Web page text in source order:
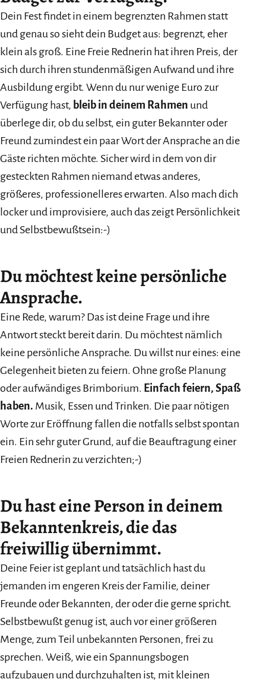
Dein Fest findet in einem begrenzten Rahmen statt
und genau so sieht dein Budget aus: begrenzt, eher
klein als groß. Eine Freie Rednerin hat ihren Preis, der
sich durch ihren stundenmäßigen Aufwand und ihre
Ausbildung ergibt. Wenn du nur wenige Euro zur
Verfügung hast, bleib in deinem Rahmen und
überlege dir, ob du selbst, ein guter Bekannter oder
Freund zumindest ein paar Wort der Ansprache an die
Gäste richten möchte. Sicher wird in dem von dir
gesteckten Rahmen niemand etwas anderes,
größeres, professionelleres erwarten. Also mach dich
locker und improvisiere, auch das zeigt Persönlichkeit
und Selbstbewußtsein:-)
Du möchtest keine persönliche
Ansprache.
Eine Rede, warum? Das ist deine Frage und ihre
Antwort steckt bereit darin. Du möchtest nämlich
keine persönliche Ansprache. Du willst nur eines: eine
Gelegenheit bieten zu feiern. Ohne große Planung
oder aufwändiges Brimborium. Einfach feiern, Spaß
haben. Musik, Essen und Trinken. Die paar nötigen
Worte zur Eröffnung fallen die notfalls selbst spontan
ein. Ein sehr guter Grund, auf die Beauftragung einer
Freien Rednerin zu verzichten;-)
Du hast eine Person in deinem
Bekanntenkreis, die das
freiwillig übernimmt.
Deine Feier ist geplant und tatsächlich hast du
jemanden im engeren Kreis der Familie, deiner
Freunde oder Bekannten, der oder die gerne spricht.
Selbstbewußt genug ist, auch vor einer größeren
Menge, zum Teil unbekannten Personen, frei zu
sprechen. Weiß, wie ein Spannungsbogen
aufzubauen und durchzuhalten ist, mit kleinen